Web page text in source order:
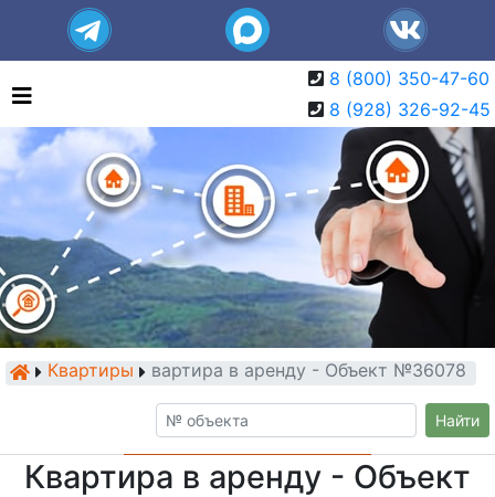
8 (800) 350-47-60
8 (928) 326-92-45
Квартиры Квартира в аренду - Объект №36078
Найти
Квартира в аренду - Объект